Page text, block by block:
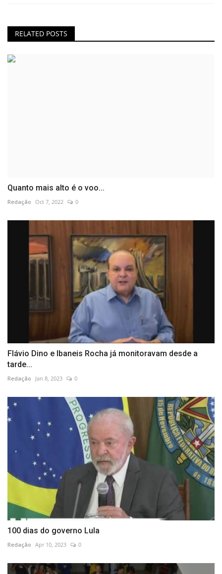
RELATED POSTS
Quanto mais alto é o voo...
Redação Oct 7, 2022 0
Flávio Dino e Ibaneis Rocha já monitoravam desde a
tarde...
Redação Jan 8, 2023 0
100 dias do governo Lula
Redação Apr 10, 2023 0